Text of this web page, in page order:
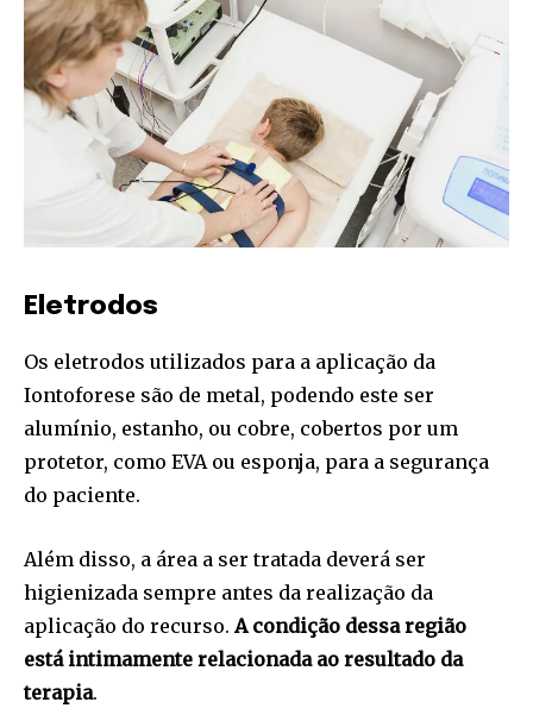
Eletrodos
Os eletrodos utilizados para a aplicação da
Iontoforese são de metal, podendo este ser
alumínio, estanho, ou cobre, cobertos por um
protetor, como EVA ou esponja, para a segurança
do paciente.
Além disso, a área a ser tratada deverá ser
higienizada sempre antes da realização da
aplicação do recurso. A condição dessa região
está intimamente relacionada ao resultado da
terapia.